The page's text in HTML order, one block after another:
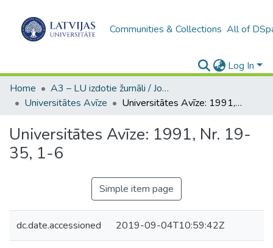
Communities & Collections All of
Log In
Home
A3 – LU izdotie žurnāli / Journals and magazines published by UL
Universitātes Avīze
Universitātes Avīze: 1991, Nr. 19-35, 1-6
Universitātes Avīze: 1991, Nr. 19-
35, 1-6
Simple item page
dc.date.accessioned 2019-09-04T10:59:42Z